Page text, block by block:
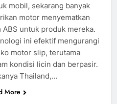
mobil, sekarang banyak
motor menyematkan
ABS untuk produk mereka.
ini efektif mengurangi
motor slip, terutama
kondisi licin dan berpasir.
Thailand,…
More